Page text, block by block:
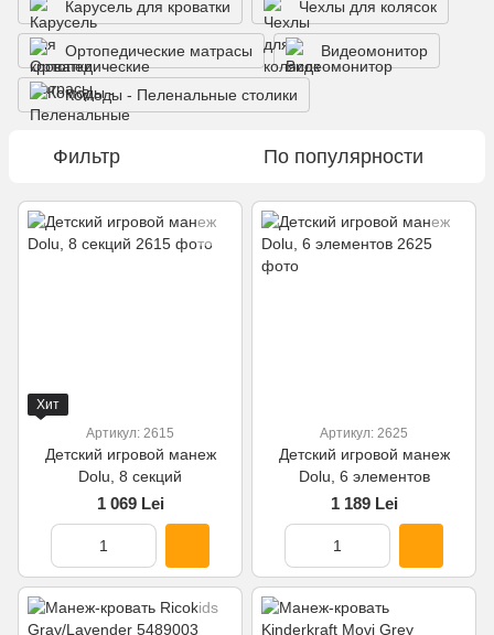
Карусель для кроватки Чехлы для колясок
Ортопедические матрасы Видеомонитор
Комоды - Пеленальные столики
Фильтр По популярности
Хит
Артикул: 2615
Детский игровой манеж
Dolu, 8 секций
1 069 Lei
Артикул: 2625
Детский игровой манеж
Dolu, 6 элементов
1 189 Lei